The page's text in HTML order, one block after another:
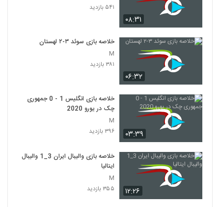
۰۸:۳۱
۵۴۱ بازدید
۰۶:۳۲
خلاصه بازی سوئد ۳-۲ لهستان
M
۳۸۱ بازدید
۰۳:۳۹
خلاصه بازی انگلیس 1 - 0 جمهوری
چک در یورو 2020
M
۳۹۶ بازدید
۱۲:۲۶
خلاصه بازی والیبال ایران 3_1 والیبال
ایتالیا
M
۳۵۵ بازدید